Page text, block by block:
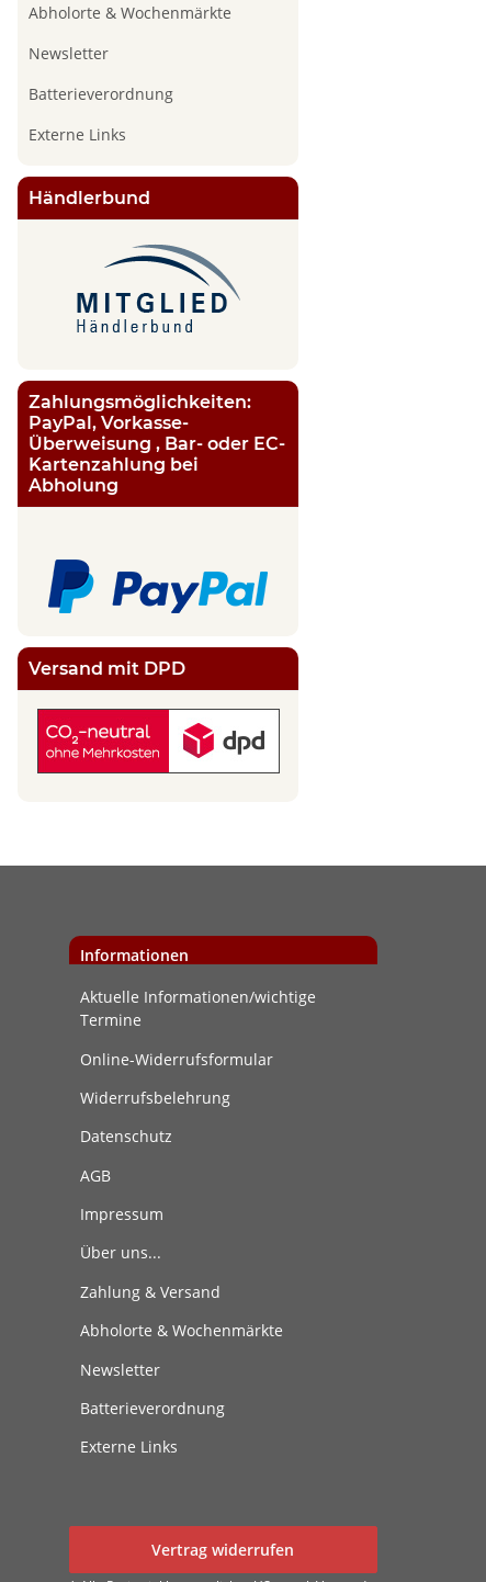
Abholorte & Wochenmärkte
Newsletter
Batterieverordnung
Externe Links
Händlerbund
Zahlungsmöglichkeiten:
PayPal, Vorkasse-
Überweisung , Bar- oder EC-
Kartenzahlung bei
Abholung
Versand mit DPD
Informationen
Aktuelle Informationen/wichtige
Termine
Online-Widerrufsformular
Widerrufsbelehrung
Datenschutz
AGB
Impressum
Über uns...
Zahlung & Versand
Abholorte & Wochenmärkte
Newsletter
Batterieverordnung
Externe Links
Vertrag widerrufen